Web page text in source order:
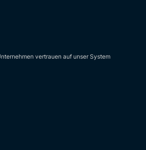
vertrauen auf unser System